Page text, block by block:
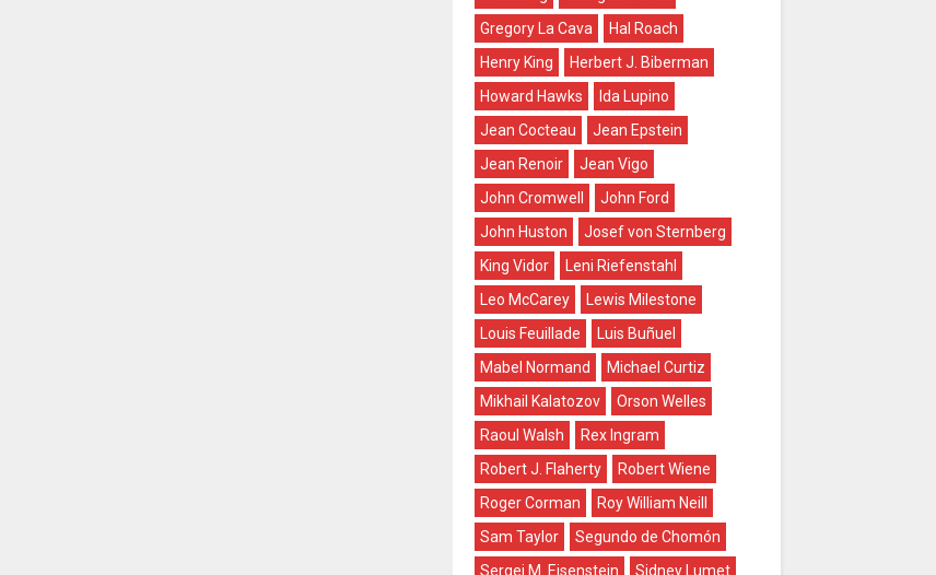
Gregory La Cava
Hal Roach
Henry King
Herbert J. Biberman
Howard Hawks
Ida Lupino
Jean Cocteau
Jean Epstein
Jean Renoir
Jean Vigo
John Cromwell
John Ford
John Huston
Josef von Sternberg
King Vidor
Leni Riefenstahl
Leo McCarey
Lewis Milestone
Louis Feuillade
Luis Buñuel
Mabel Normand
Michael Curtiz
Mikhail Kalatozov
Orson Welles
Raoul Walsh
Rex Ingram
Robert J. Flaherty
Robert Wiene
Roger Corman
Roy William Neill
Sam Taylor
Segundo de Chomón
Sergei M. Eisenstein
Sidney Lumet